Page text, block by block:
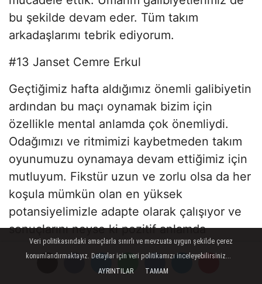
bu şekilde devam eder. Tüm takım
arkadaşlarımı tebrik ediyorum.
#13 Janset Cemre Erkul
Geçtiğimiz hafta aldığımız önemli galibiyetin
ardından bu maçı oynamak bizim için
özellikle mental anlamda çok önemliydi.
Odağımızı ve ritmimizi kaybetmeden takım
oyunumuzu oynamaya devam ettiğimiz için
mutluyum. Fikstür uzun ve zorlu olsa da her
koşula mümkün olan en yüksek
potansiyelimizle adapte olarak çalışıyor ve
sonuçlarını neyse ki pozitif anlamda
görüyoruz. Bizim için de önemli olan bu
duruşu gösterip yolumuza en iyi şekilde, en
Veri politikasındaki amaçlarla sınırlı ve mevzuata uygun şekilde çerez
konumlandırmaktayız. Detaylar için veri politikamızı inceleyebilirsiniz...
AYRINTILAR
TAMAM